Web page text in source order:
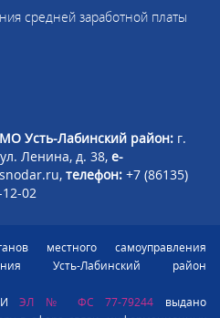
средней заработной платы
Усть-Лабинский район: г.
Ленина, д. 38, e-
телефон: +7 (86135)
02
местного самоуправления
Усть-Лабинский район
ЭЛ № ФС 77-79244 выдано